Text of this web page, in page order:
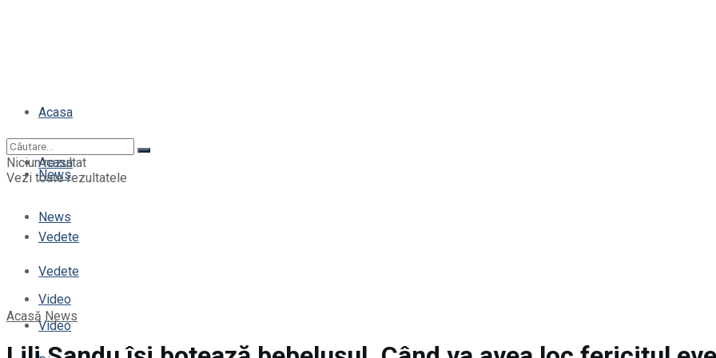
Acasa
News
Vedete
Video
Acasa
News
Vedete
Video
Niciun rezultat
Vezi toate rezultatele
Acasă News